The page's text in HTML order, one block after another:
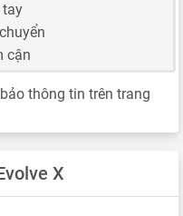
tay
cận
thông tin trên trang
X